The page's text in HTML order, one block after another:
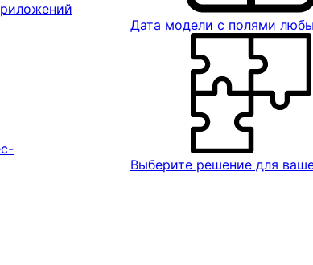
Дата модели с полями
Выберите решение для